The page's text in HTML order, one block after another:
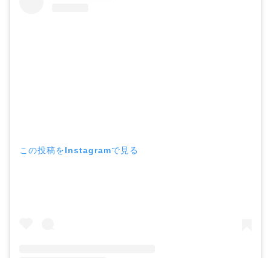
この投稿をInstagramで見る